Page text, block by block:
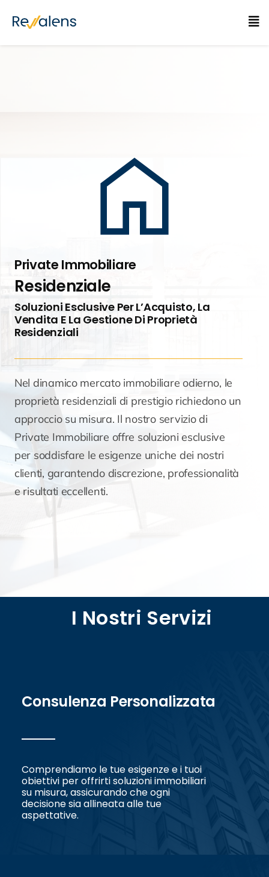
content
Private Immobiliare
Residenziale
Soluzioni Esclusive Per L’Acquisto, La
Vendita E La Gestione Di Proprietà
Residenziali
Nel dinamico mercato immobiliare odierno, le
proprietà residenziali di prestigio richiedono un
approccio su misura. Il nostro servizio di
Private Immobiliare offre soluzioni esclusive
per soddisfare le esigenze uniche dei nostri
clienti, garantendo discrezione, professionalità
e risultati eccellenti.
I Nostri Servizi
Consulenza Personalizzata
Comprendiamo le tue esigenze e i tuoi
obiettivi per offrirti soluzioni immobiliari
su misura, assicurando che ogni
decisione sia allineata alle tue
aspettative.